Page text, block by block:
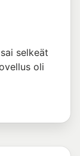
selkeät
oli